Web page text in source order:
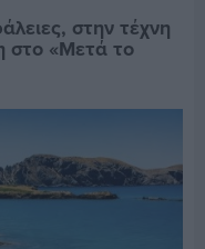
στην τέχνη
στο «Μετά το